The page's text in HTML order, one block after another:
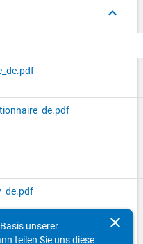
keyboard_arrow_up
clear
unserer
teilen Sie uns diese